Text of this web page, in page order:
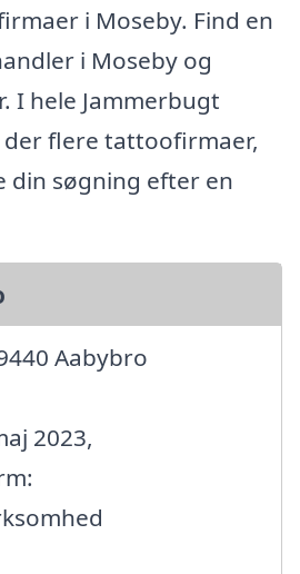
i Moseby. Find en
i Moseby og
I hele Jammerbugt
flere tattoofirmaer,
din søgning efter en
Aabybro
2023,